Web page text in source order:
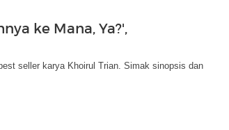
ke Mana, Ya?',
seller karya Khoirul Trian. Simak sinopsis dan